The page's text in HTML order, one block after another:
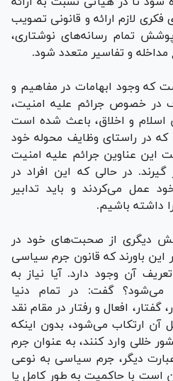
لازم ارائه و قانونی تصویب
تمام رسانه‌های نوشتاری،
مداخله و تفاسیر متعدد شود.
که وجود ابهامات در مفاهیم و
در خصوص جرائم علیه امنیت،
اسلام و اخلاق، باعث شده است
که در راستای وظایف محوله خود
این عناوین جرائم علیه امنیت
در حالی که این افراد در
عمل می‌کردند و باید تدابیر
داشته باشیم.
دیگری از صحبت‌های خود در
این باورند که قانون جرم سیاسی
آن وجود دارد. آیا نیاز به
می‌شود؟ گفت: در تمام دنیا
افعال و رفتار در مقام نقد
ارتکاب می‌شود، بدون اینکه
خللی وارد کنند، به عنوان جرم
دیگر، جرم سیاسی به نوعی
با حاکمیت به طور کامل یا